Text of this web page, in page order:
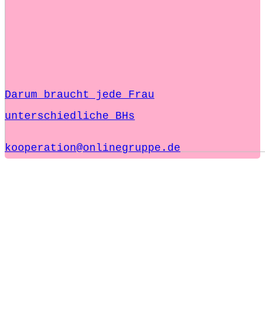
Darum braucht jede Frau
unterschiedliche BHs
kooperation@onlinegruppe.de